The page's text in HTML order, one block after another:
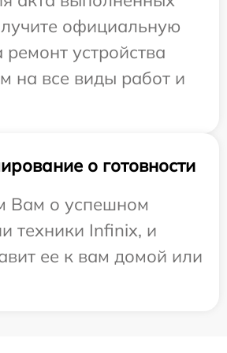
официальную
устройства
на все виды работ и
о готовности
Вам о успешном
техники Infinix, и
ее к вам домой или